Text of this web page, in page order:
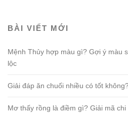
BÀI VIẾT MỚI
Mệnh Thủy hợp màu gì? Gợi ý màu
lộc
Giải đáp ăn chuối nhiều có tốt
Mơ thấy rồng là điềm gì? Giải mã